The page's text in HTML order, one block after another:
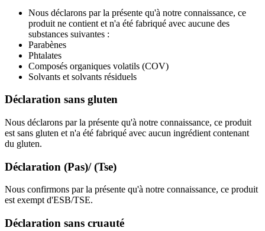
Nous déclarons par la présente qu'à notre connaissance, ce
produit ne contient et n'a été fabriqué avec aucune des
substances suivantes :
Parabènes
Phtalates
Composés organiques volatils (COV)
Solvants et solvants résiduels
Déclaration sans gluten
Nous déclarons par la présente qu'à notre connaissance, ce produit
est sans gluten et n'a été fabriqué avec aucun ingrédient contenant
du gluten.
Déclaration (Pas)/ (Tse)
Nous confirmons par la présente qu'à notre connaissance, ce produit
est exempt d'ESB/TSE.
Déclaration sans cruauté